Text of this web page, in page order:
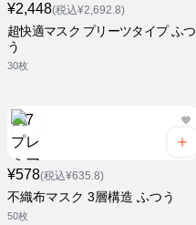
¥2,448(税込¥2,692.8)
超快適マスク プリーツタイプ ふつ
う
30枚
¥578(税込¥635.8)
不織布マスク 3層構造 ふつう
50枚